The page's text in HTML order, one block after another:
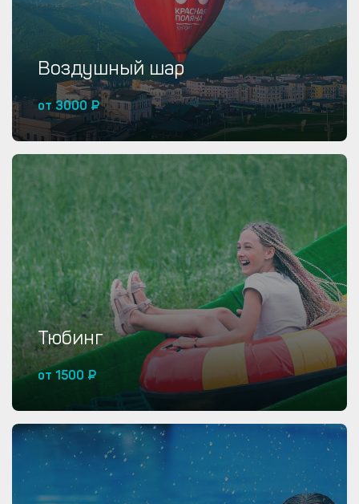
Воздушный шар
от 3000 ₽
Купить от 3000 ₽
Тюбинг
от 1500 ₽
Купить от 1500 ₽